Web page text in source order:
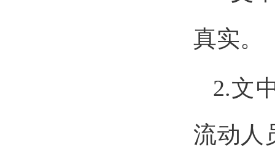
真实。
2.文
流动人